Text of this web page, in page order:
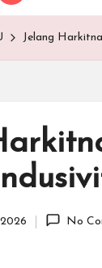
Jelang
No